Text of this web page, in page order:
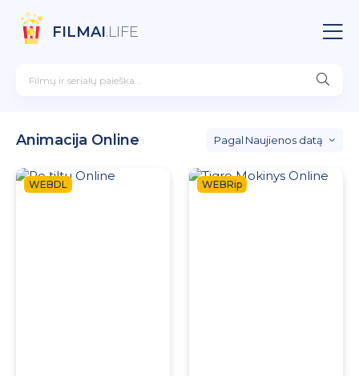
FILMAI.LIFE
Animacija Online Naujienos datą
WEBDL WEBRip